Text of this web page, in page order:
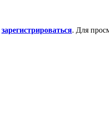
зарегистрироваться. Для